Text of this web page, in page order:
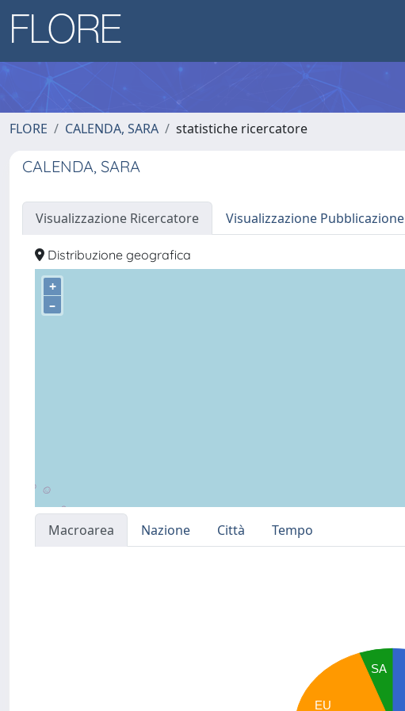
FLORE CALENDA, SARA statistiche ricercatore
CALENDA, SARA
Visualizzazione Ricercatore Visualizzazione Pubblicazione
Distribuzione geografica
+
–
Macroarea Nazione Città
Tempo
SA
EU